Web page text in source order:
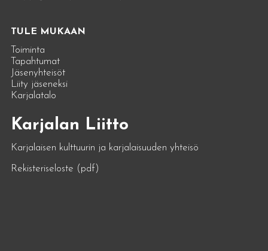
TULE MUKAAN
Toiminta
Tapahtumat
Jäsenyhteisöt
Liity jäseneksi
Karjalatalo
Karjalan Liitto
Karjalaisen kulttuurin ja karjalaisuuden yhteisö
Rekisteriseloste (pdf)